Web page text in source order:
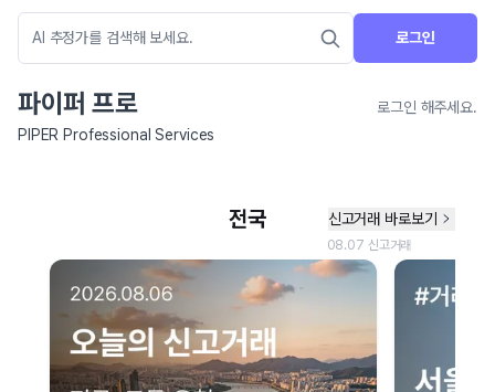
로그인
파이퍼 프로
로그인 해주세요.
PIPER Professional Services